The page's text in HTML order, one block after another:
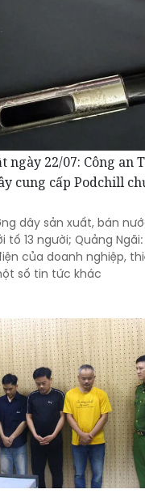
22/07: Công an
cung cấp Podchill
dây sản xuất, bán
tố 13 người; Quảng
của doanh nghiệp,
số tin tức khác